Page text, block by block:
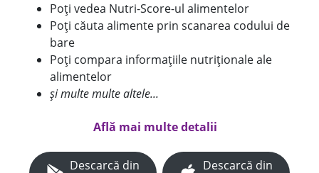
Poți vedea Nutri-Score-ul alimentelor
Poți căuta alimente prin scanarea codului de
bare
Poți compara informațiile nutriționale ale
alimentelor
și multe multe altele...
Află mai multe detalii
Descarcă din
Descarcă din